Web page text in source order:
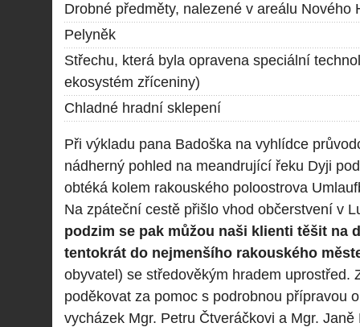
Drobné předměty, nalezené v areálu Nového
Pelyněk
Střechu, která byla opravena speciální
ekosystém zříceniny)
Chladné hradní sklepení
Při výkladu pana Badoška na vyhlídce
nádherný pohled na meandrující řeku Dyji
obtéká kolem rakouského poloostrova
Na zpáteční cestě přišlo vhod občerstvení v
podzim se pak můžou naši klienti těšit na
tentokrát do nejmenšího rakouského
obyvatel) se středověkým hradem uprostřed.
poděkovat za pomoc s podrobnou přípravou
vycházek Mgr. Petru Čtveráčkovi a Mgr.